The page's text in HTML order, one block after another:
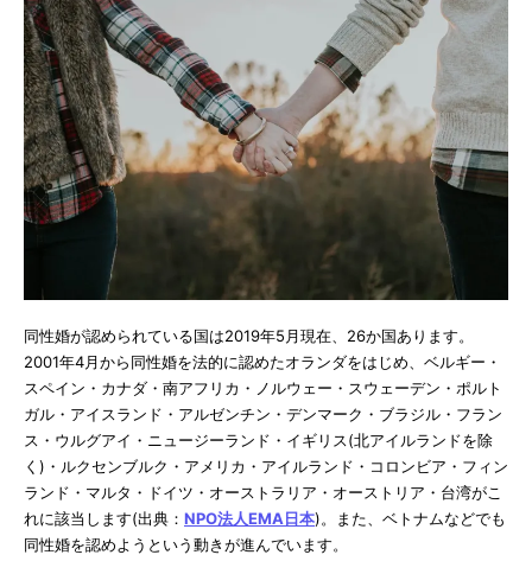
同性婚が認められている国は2019年5月現在、26か国あります。
2001年4月から同性婚を法的に認めたオランダをはじめ、ベルギー・
スペイン・カナダ・南アフリカ・ノルウェー・スウェーデン・ポルト
ガル・アイスランド・アルゼンチン・デンマーク・ブラジル・フラン
ス・ウルグアイ・ニュージーランド・イギリス(北アイルランドを除
く)・ルクセンブルク・アメリカ・アイルランド・コロンビア・フィン
ランド・マルタ・ドイツ・オーストラリア・オーストリア・台湾がこ
れに該当します(出典： NPO法人EMA日本)。また、ベトナムなどでも
同性婚を認めようという動きが進んでいます。